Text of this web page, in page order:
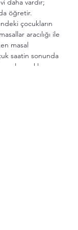
daha vardır;
öğretir.
çocukların
aracılığı ile
masal
saatin sonunda